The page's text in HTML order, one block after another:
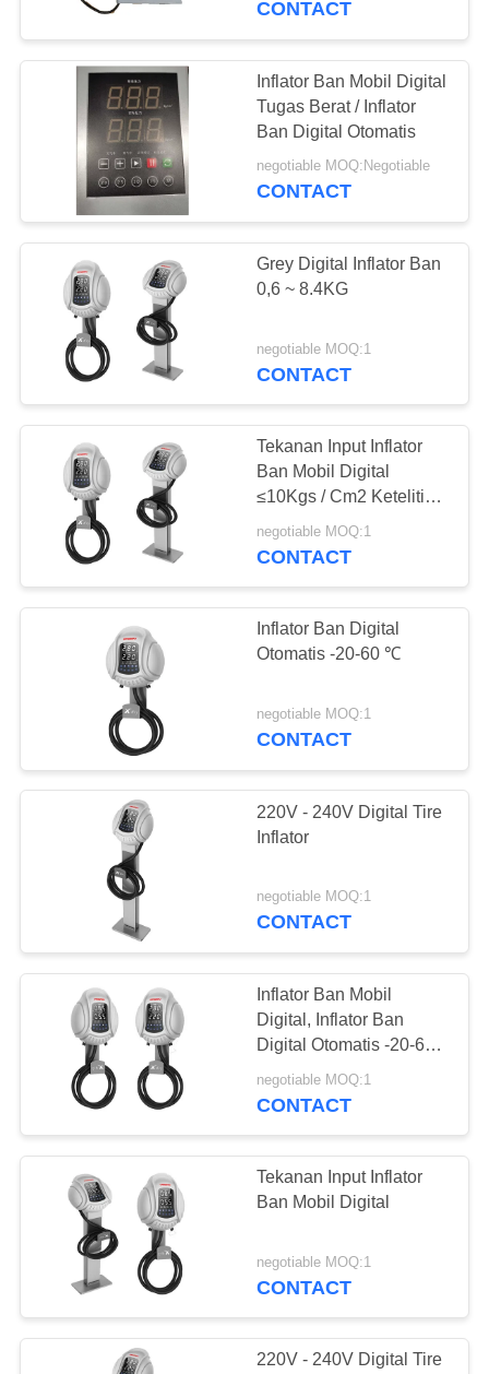
Mesin AC Flush
21
Pemulihan Mesin
Siram
16
Inflasi Ban Nitrogen
41
Inflator Ban Digital
injeksi bahan bakar
tester
17
Peralatan
Pelumasan Mobil
CONTACT
Inflator Ban Mobil Digital
Tugas Berat / Inflator
Ban Digital Otomatis
negotiable MOQ:Negotiable
CONTACT
Grey Digital Inflator Ban
0,6 ~ 8.4KG
negotiable MOQ:1
CONTACT
Tekanan Input Inflator
Ban Mobil Digital
≤10Kgs / Cm2 Ketelitian
± 2psi
negotiable MOQ:1
CONTACT
Inflator Ban Digital
Otomatis -20-60 ℃
negotiable MOQ:1
CONTACT
220V - 240V Digital Tire
Inflator
negotiable MOQ:1
CONTACT
Inflator Ban Mobil
Digital, Inflator Ban
Digital Otomatis -20-60
negotiable MOQ:1
CONTACT
Tekanan Input Inflator
Ban Mobil Digital
negotiable MOQ:1
CONTACT
220V - 240V Digital Tire